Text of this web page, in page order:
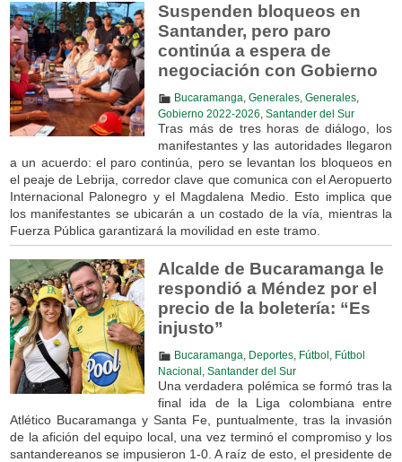
Suspenden bloqueos en
Santander, pero paro
continúa a espera de
negociación con Gobierno
Bucaramanga Generales, Generales,
Gobierno 2022-2026 Santander del Sur
Tras más de tres horas de diálogo, los
manifestantes y las autoridades llegaron
a un acuerdo: el paro continúa, pero se levantan los bloqueos en
el peaje de Lebrija, corredor clave que comunica con el Aeropuerto
Internacional Palonegro y el Magdalena Medio. Esto implica que
los manifestantes se ubicarán a un costado de la vía, mientras la
Fuerza Pública garantizará la movilidad en este tramo.
Alcalde de Bucaramanga le
respondió a Méndez por el
precio de la boletería: “Es
injusto”
Bucaramanga Deportes, Fútbol
Fútbol
Nacional
Santander del Sur
Una verdadera polémica se formó tras la
final ida de la Liga colombiana entre
Atlético Bucaramanga y Santa Fe, puntualmente, tras la invasión
de la afición del equipo local, una vez terminó el compromiso y los
santandereanos se impusieron 1-0. A raíz de esto, el presidente de